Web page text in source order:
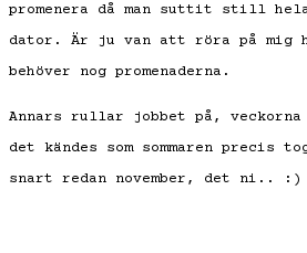
promenera då man suttit still
dator. Är ju van att röra på mig
behöver nog promenaderna.
Annars rullar jobbet på, veckorna
det kändes som sommaren precis
snart redan november, det ni.. :)